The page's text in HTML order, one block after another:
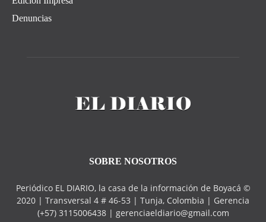
Denuncias
SOBRE NOSOTROS
Periódico EL DIARIO, la casa de la información de Boyacá ©
2020 | Transversal 4 # 46-53 | Tunja, Colombia | Gerencia
(+57) 3115006438 | gerenciaeldiario@gmail.com